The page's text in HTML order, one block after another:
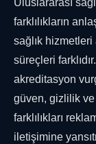
Uluslararası
farklılıkların
sağlık hizmetleri
süreçleri
akreditasyon
güven, gizlilik
farklılıkları
iletişimine